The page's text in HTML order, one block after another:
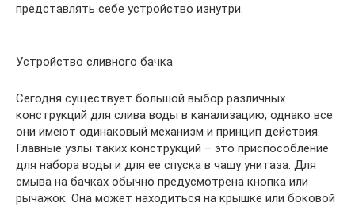
представлять себе устройство изнутри.
Устройство сливного бачка
Сегодня существует большой выбор различных
конструкций для слива воды в канализацию, однако все
они имеют одинаковый механизм и принцип действия.
Главные узлы таких конструкций – это приспособление
для набора воды и для ее спуска в чашу унитаза. Для
смыва на бачках обычно предусмотрена кнопка или
рычажок. Она может находиться на крышке или боковой